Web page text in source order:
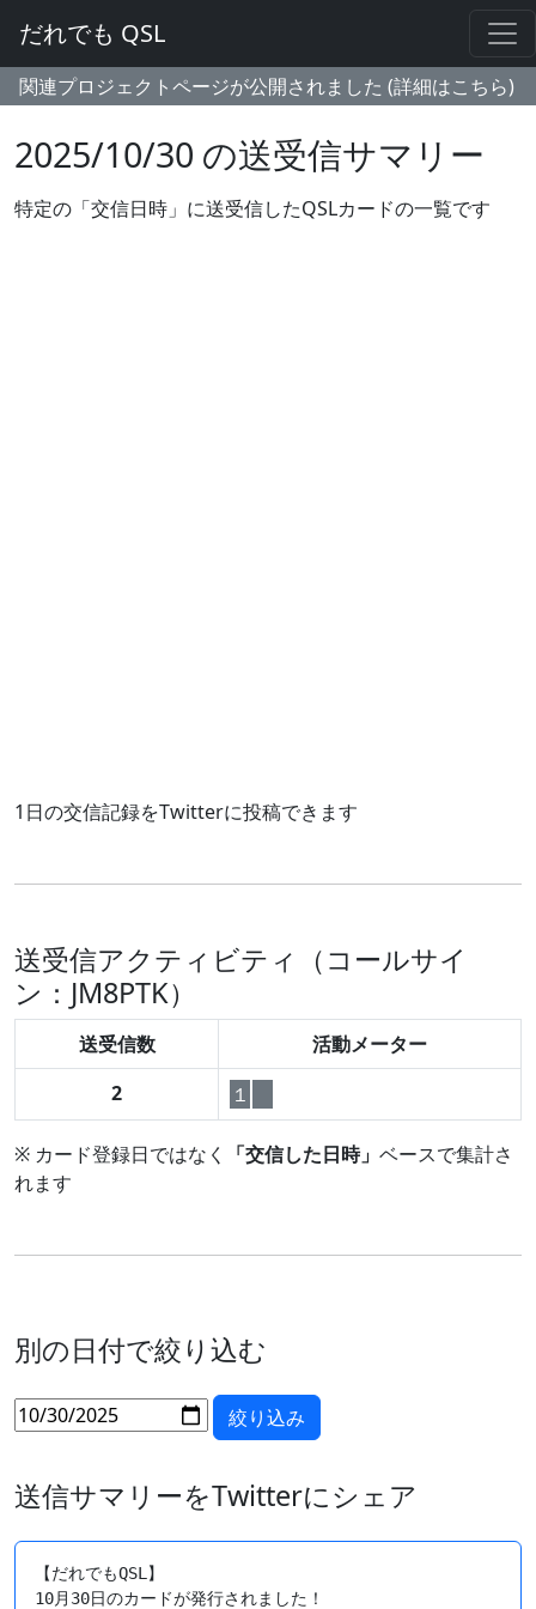
だれでも QSL
関連プロジェクトページが公開されました (詳細はこちら)
2025/10/30 の送受信サマリー
特定の「交信日時」に送受信したQSLカードの一覧です
1日の交信記録をTwitterに投稿できます
送受信アクティビティ（コールサイ
ン：JM8PTK）
送受信数
活動メーター
2
１
※ カード登録日ではなく 「交信した日時」 ベースで集計さ
れます
別の日付で絞り込む
送信サマリーをTwitterにシェア
【だれでもQSL】
10月30日のカードが発行されました！